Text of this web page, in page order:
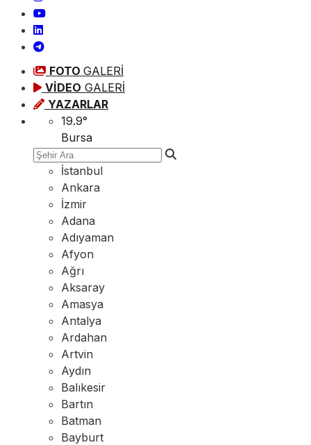
FOTO GALERİ
VİDEO GALERİ
YAZARLAR
19.9°
Bursa
İstanbul
Ankara
İzmir
Adana
Adıyaman
Afyon
Ağrı
Aksaray
Amasya
Antalya
Ardahan
Artvin
Aydın
Balıkesir
Bartın
Batman
Bayburt